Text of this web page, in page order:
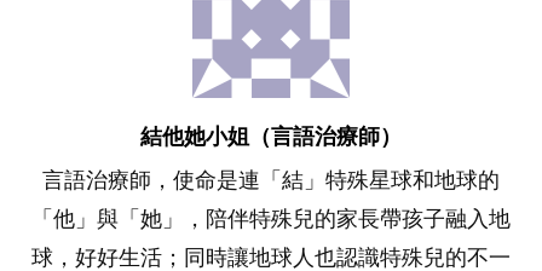
結他她小姐（言語治療師）
言語治療師，使命是連「結」特殊星球和地球的
「他」與「她」，陪伴特殊兒的家長帶孩子融入地
球，好好生活；同時讓地球人也認識特殊兒的不一